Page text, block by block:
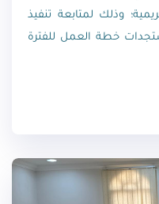
وذلك لمتابعة تنفيذ
خطة العمل للفترة